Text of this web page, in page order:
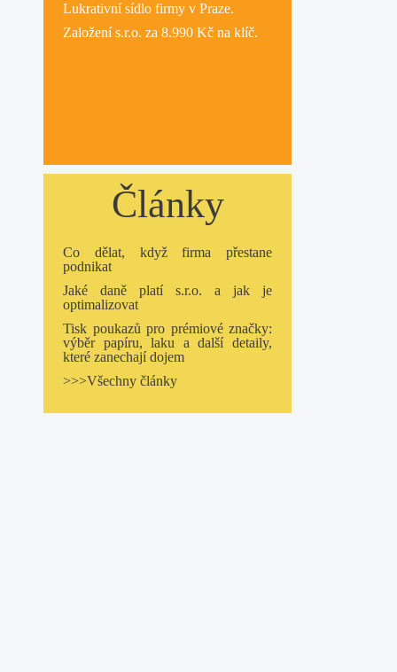
Lukrativnísídlo firmy v Praze.
Založení s.r.o. za 8.990 Kč na klíč.
Články
Co dělat, když firma přestane
podnikat
Jaké daně platí s.r.o. a jak je
optimalizovat
Tisk poukazů pro prémiové značky:
výběr papíru, laku a další detaily,
které zanechají dojem
>>>Všechny články